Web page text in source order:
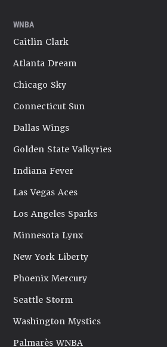
WNBA
Caitlin Clark
Atlanta Dream
Chicago Sky
Connecticut Sun
Dallas Wings
Golden State Valkyries
Indiana Fever
Las Vegas Aces
Los Angeles Sparks
Minnesota Lynx
New York Liberty
Phoenix Mercury
Seattle Storm
Washington Mystics
Palmarès WNBA